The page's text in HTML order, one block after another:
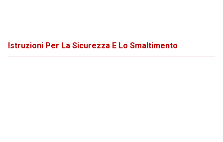
Istruzioni Per La Sicurezza E Lo Smaltimento